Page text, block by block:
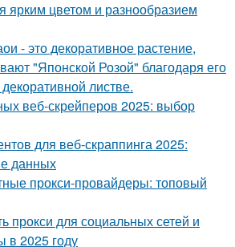
ярким цветом и разнообразием
- это декоративное растение,
"Японской Розой" благодаря его
листве.
веб-скрейперов 2025: выбор
для веб-скраппинга 2025:
данных
прокси-провайдеры: топовый
прокси для социальных сетей и
в 2025 году